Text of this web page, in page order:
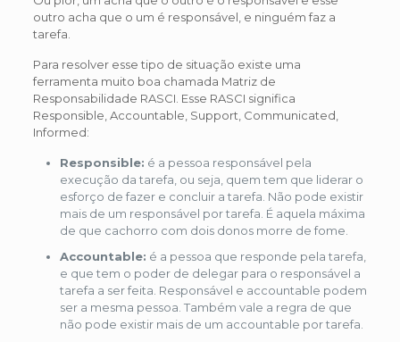
outro acha que o um é responsável, e ninguém faz a
tarefa.
Para resolver esse tipo de situação existe uma
ferramenta muito boa chamada Matriz de
Responsabilidade RASCI. Esse RASCI significa
Responsible, Accountable, Support, Communicated,
Informed:
Responsible: é a pessoa responsável pela
execução da tarefa, ou seja, quem tem que liderar o
esforço de fazer e concluir a tarefa. Não pode existir
mais de um responsável por tarefa. É aquela máxima
de que cachorro com dois donos morre de fome.
Accountable: é a pessoa que responde pela tarefa,
e que tem o poder de delegar para o responsável a
tarefa a ser feita. Responsável e accountable podem
ser a mesma pessoa. Também vale a regra de que
não pode existir mais de um accountable por tarefa.